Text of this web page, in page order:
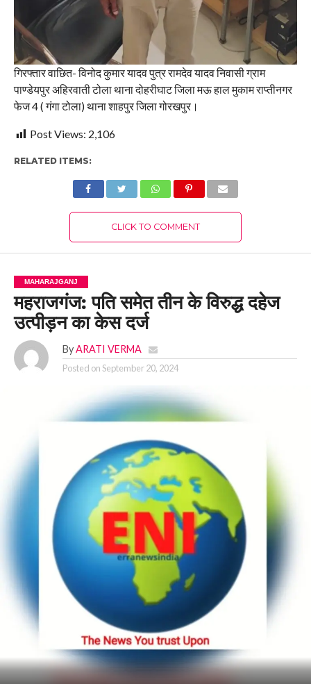
गिरफ्तार वाछित- विनोद कुमार यादव पुत्र रामदेव यादव निवासी ग्राम
पाण्डेयपुर अहिरवाती टोला थाना दोहरीघाट जिला मऊ हाल मुकाम राप्तीनगर
फेज 4 ( गंगा टोला) थाना शाहपुर जिला गोरखपुर।
Post Views: 2,106
RELATED ITEMS:
CLICK TO COMMENT
MAHARAJGANJ
महराजगंज: पति समेत तीन के विरुद्ध दहेज
उत्पीड़न का केस दर्ज
By ARATI VERMA
Posted onSeptember 20, 2024